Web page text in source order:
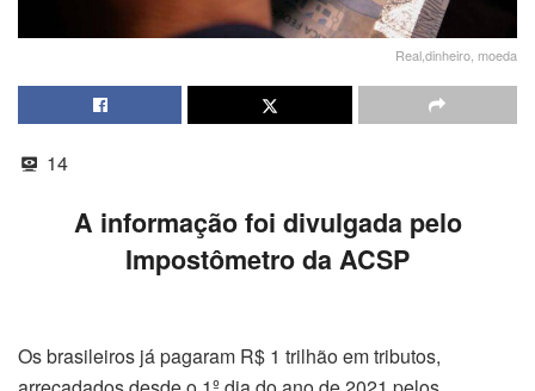
Real,dinheiro, moeda
14
A informação foi divulgada pelo
Impostômetro da ACSP
Os brasileiros já pagaram R$ 1 trilhão em tributos,